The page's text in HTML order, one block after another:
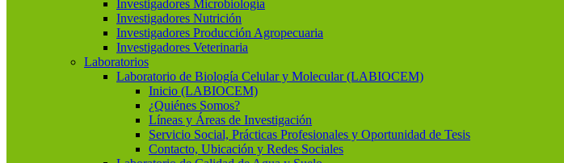
Investigadores Microbiología
Investigadores Nutrición
Investigadores Producción Agropecuaria
Investigadores Veterinaria
Laboratorios
Laboratorio de Biología Celular y Molecular (LABIOCEM)
Inicio (LABIOCEM)
¿Quiénes Somos?
Líneas y Áreas de Investigación
Servicio Social, Prácticas Profesionales y Oportunidad de Tesis
Contacto, Ubicación y Redes Sociales